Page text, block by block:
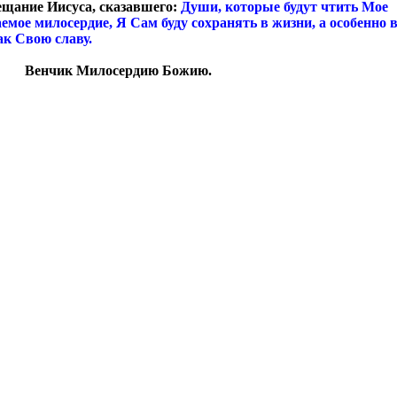
Иисуса, сказавшего: Души, которые будут чтить Мое
милосердие, Я Сам буду сохранять в жизни, а особенно
Свою славу.
Венчик Милосердию Божию.